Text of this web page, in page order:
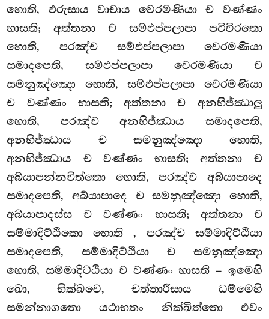
හොති, ඵරුසාය වාචාය වෙරමණියා ච වණ්ණං
භාසති; අත්තනා ච සම්ඵප්පලාපා පටිවිරතො
හොති, පරඤ්ච සම්ඵප්පලාපා වෙරමණියා
සමාදපෙති, සම්ඵප්පලාපා වෙරමණියා ච
සමනුඤ්ඤො හොති, සම්ඵප්පලාපා වෙරමණියා
ච වණ්ණං භාසති; අත්තනා ච අනභිජ්ඣාලු
හොති, පරඤ්ච අනභිජ්ඣාය සමාදපෙති,
අනභිජ්ඣාය ච සමනුඤ්ඤො හොති,
අනභිජ්ඣාය ච වණ්ණං භාසති; අත්තනා ච
අබ්යාපන්නචිත්තො හොති, පරඤ්ච අබ්යාපාදෙ
සමාදපෙති, අබ්යාපාදෙ ච සමනුඤ්ඤො හොති,
අබ්යාපාදස්ස ච වණ්ණං භාසති; අත්තනා ච
සම්මාදිට්ඨිකො හොති , පරඤ්ච සම්මාදිට්ඨියා
සමාදපෙති, සම්මාදිට්ඨියා ච සමනුඤ්ඤො
හොති, සම්මාදිට්ඨියා ච වණ්ණං භාසති – ඉමෙහි
ඛො, භික්ඛවෙ, චත්තාරීසාය ධම්මෙහි
සමන්නාගතො යථාභතං නික්ඛිත්තො එවං